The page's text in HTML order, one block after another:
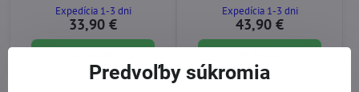
Expedícia 1-3 dni
33,90 €
Expedícia 1-3 dni
43,90 €
Predvoľby súkromia